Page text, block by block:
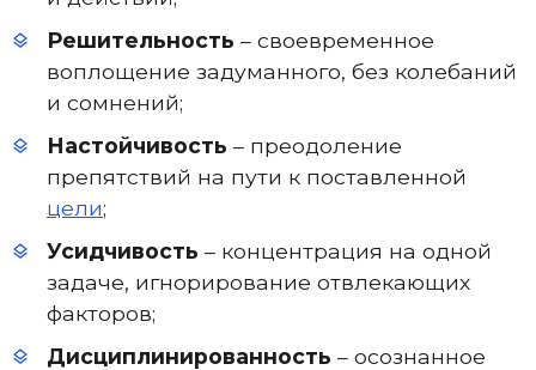
Решительность – своевременное
воплощение задуманного, без колебаний
и сомнений;
Настойчивость – преодоление
препятствий на пути к поставленной
цели;
Усидчивость – концентрация на одной
задаче, игнорирование отвлекающих
факторов;
Дисциплинированность – осознанное